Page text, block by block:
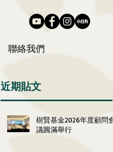
聯絡我們
近期貼文
樹賢基金2026年度顧問會
議圓滿舉行